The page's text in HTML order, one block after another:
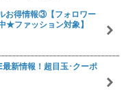
お得情報③【フォロワー
★ファッション対象】
新情報！超目玉･クーポ